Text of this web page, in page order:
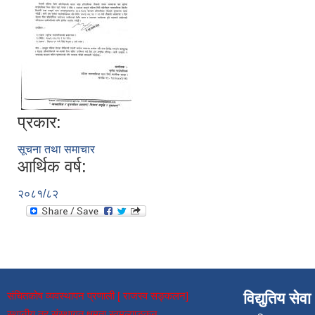
प्रकार:
सूचना तथा समाचार
आर्थिक वर्ष:
२०८१/८२
संचितकोष व्यवस्थापन प्रणाली [ राजस्व सङ्कलन]
विद्युतिय सेवा